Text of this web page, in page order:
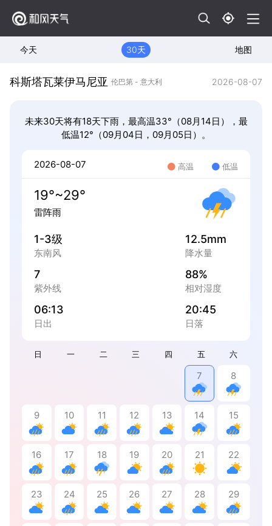
今天 30天 地图
科斯塔瓦莱伊马尼亚 伦巴第 - 意大利 2026-08-07
未来30天将有18天下雨，最高温33°（08月14日），最
低温12°（09月04日，09月05日）。
日 一 二 三 四 五 六
7 8
9 10 11 12 13 14 15
16 17 18 19 20 21 22
23 24 25 26 27 28 29
2026-08-07 高温 低温
19°~29°
雷阵雨
1-3级
东南风
12.5mm
降水量
7
紫外线
88%
相对湿度
06:13
日出
20:45
日落